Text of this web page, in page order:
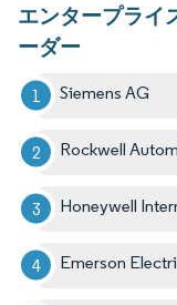
エンタープライ
ーダー
Siemens AG
Rockwell
Honeywell
Emerson